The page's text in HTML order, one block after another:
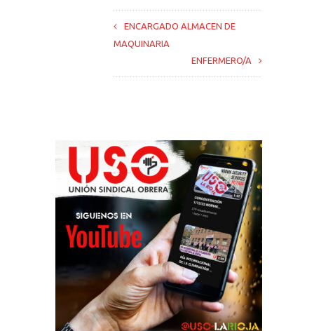
ENCARGADO ALMACEN DE
MAQUINARIA
ENFERMERO/A